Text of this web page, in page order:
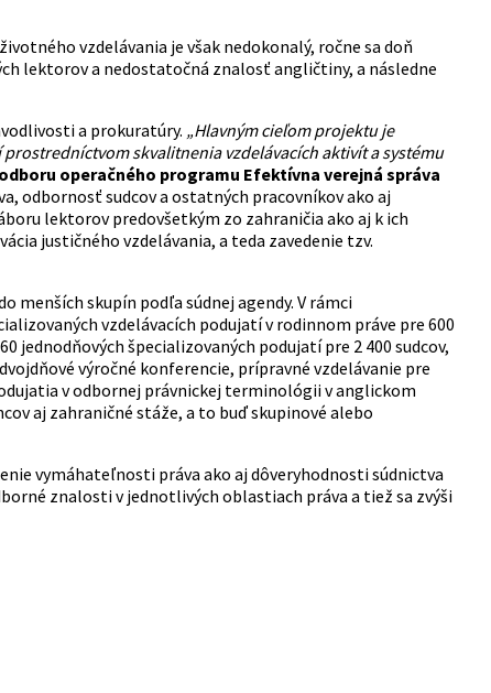
vzdelávania je však nedokonalý, ročne sa doň
lektorov a nedostatočná znalosť angličtiny, a následne
a prokuratúry. „Hlavným cieľom projektu je
skvalitnenia vzdelávacích aktivít a systému
operačného programu Efektívna verejná správa
odbornosť sudcov a ostatných pracovníkov ako aj
lektorov predovšetkým zo zahraničia ako aj k ich
justičného vzdelávania, a teda zavedenie tzv.
menších skupín podľa súdnej agendy. V rámci
vzdelávacích podujatí v rodinnom práve pre 600
jednodňových špecializovaných podujatí pre 2 400 sudcov,
výročné konferencie, prípravné vzdelávanie pre
v odbornej právnickej terminológii v anglickom
aj zahraničné stáže, a to buď skupinové alebo
vymáhateľnosti práva ako aj dôveryhodnosti súdnictva
znalosti v jednotlivých oblastiach práva a tiež sa zvýši